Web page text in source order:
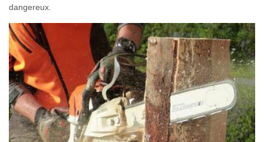
dangereux.